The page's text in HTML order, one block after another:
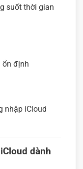
suốt thời gian
ổn định
nhập iCloud
dành